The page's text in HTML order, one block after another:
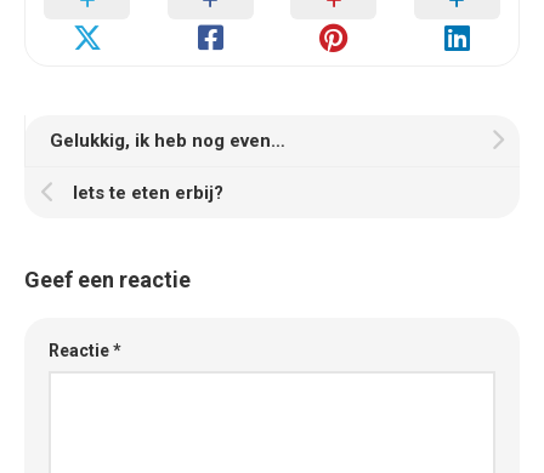
Gelukkig, ik heb nog even…
Iets te eten erbij?
Geef een reactie
Reactie*